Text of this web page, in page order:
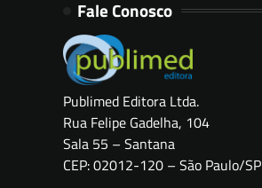
Fale Conosco
Publimed Editora Ltda.
Rua Felipe Gadelha, 104
Sala 55 – Santana
CEP: 02012-120 – São Paulo/SP